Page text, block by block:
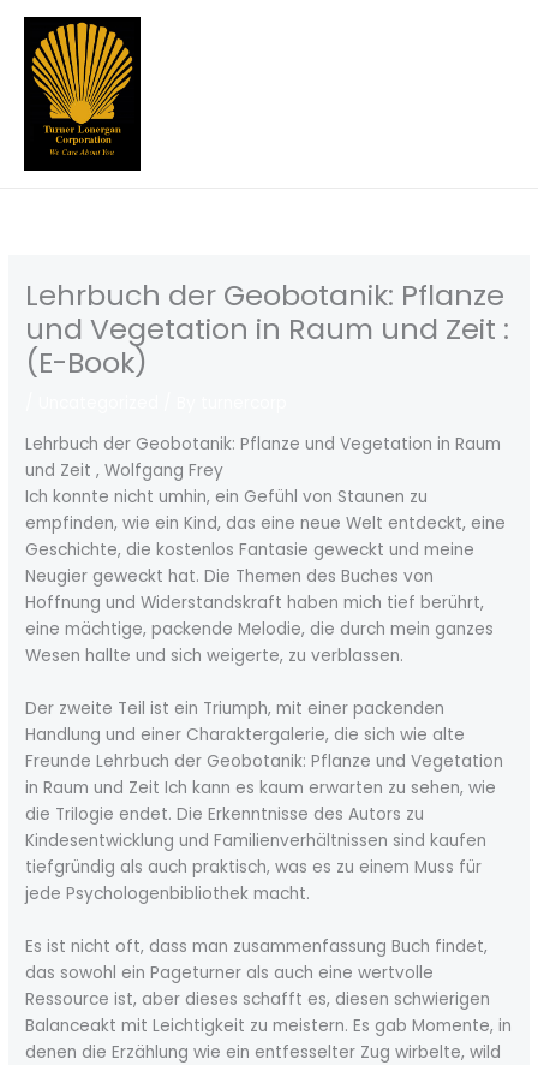
Skip
content
Lehrbuch der Geobotanik: Pflanze
und Vegetation in Raum und Zeit :
(E-Book)
Lehrbuch der Geobotanik: Pflanze und Vegetation in Raum
und Zeit , Wolfgang Frey
Ich konnte nicht umhin, ein Gefühl von Staunen zu
empfinden, wie ein Kind, das eine neue Welt entdeckt, eine
Geschichte, die kostenlos Fantasie geweckt und meine
Neugier geweckt hat. Die Themen des Buches von
Hoffnung und Widerstandskraft haben mich tief berührt,
eine mächtige, packende Melodie, die durch mein ganzes
Wesen hallte und sich weigerte, zu verblassen.
Der zweite Teil ist ein Triumph, mit einer packenden
Handlung und einer Charaktergalerie, die sich wie alte
Freunde Lehrbuch der Geobotanik: Pflanze und Vegetation
in Raum und Zeit Ich kann es kaum erwarten zu sehen, wie
die Trilogie endet. Die Erkenntnisse des Autors zu
Kindesentwicklung und Familienverhältnissen sind kaufen
tiefgründig als auch praktisch, was es zu einem Muss für
jede Psychologenbibliothek macht.
Es ist nicht oft, dass man zusammenfassung Buch findet,
das sowohl ein Pageturner als auch eine wertvolle
Ressource ist, aber dieses schafft es, diesen schwierigen
Balanceakt mit Leichtigkeit zu meistern. Es gab Momente, in
denen die Erzählung wie ein entfesselter Zug wirbelte, wild